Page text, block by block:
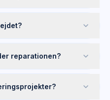
reparationen?